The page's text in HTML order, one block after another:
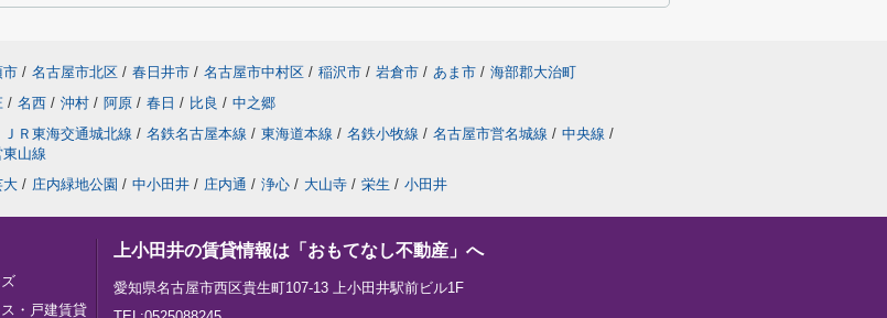
市 / 名古屋市北区 / 春日井市 / 名古屋市中村区 / 稲沢市 / 岩倉市 / あま市 / 海部郡大治町
/ 名西 / 沖村 / 阿原 / 春日 / 比良 / 中之郷
ＪＲ東海交通城北線 / 名鉄名古屋本線 / 東海道本線 / 名鉄小牧線 / 名古屋市営名城線 / 中央線 /
山線
大 / 庄内緑地公園 / 中小田井 / 庄内通 / 浄心 / 大山寺 / 栄生 / 小田井
・戸建賃貸
上小田井の賃貸情報は「おもてなし不動産」へ
愛知県名古屋市西区貴生町107-13 上小田井駅前ビル1F